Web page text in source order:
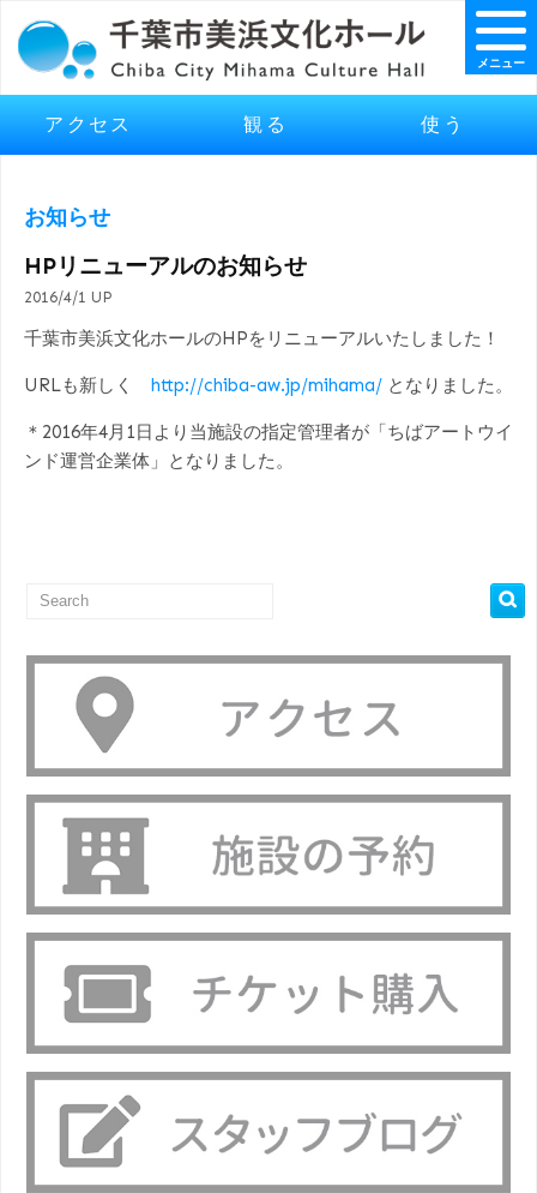
アクセス 観る 使う
メニュー
お知らせ
HPリニューアルのお知らせ
2016/4/1 UP
千葉市美浜文化ホールのHPをリニューアルいたしました！
URLも新しく http://chiba-aw.jp/mihama/ となりました。
＊2016年4月1日より当施設の指定管理者が「ちばアートウイ
ンド運営企業体」となりました。